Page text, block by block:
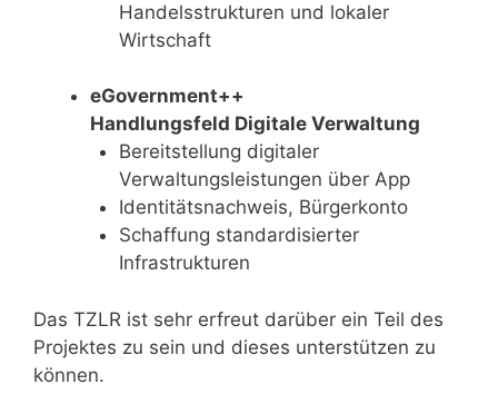
Handelsstrukturen und lokaler
Wirtschaft
eGovernment++
Handlungsfeld Digitale Verwaltung
Bereitstellung digitaler
Verwaltungsleistungen über App
Identitätsnachweis, Bürgerkonto
Schaffung standardisierter
Infrastrukturen
Das TZLR ist sehr erfreut darüber ein Teil des
Projektes zu sein und dieses unterstützen zu
können.